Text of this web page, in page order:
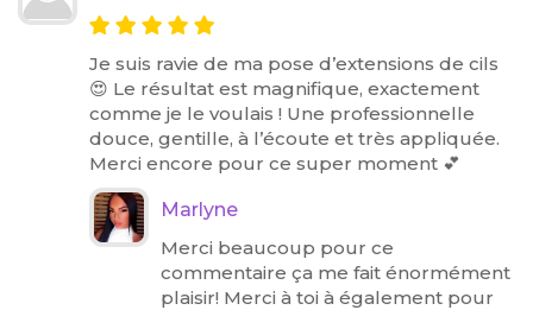
Je suis ravie de ma pose d’extensions de cils
😍 Le résultat est magnifique, exactement
comme je le voulais ! Une professionnelle
douce, gentille, à l’écoute et très appliquée.
Merci encore pour ce super moment 💕
Marlyne
Merci beaucoup pour ce
commentaire ça me fait énormément
plaisir! Merci à toi à également pour